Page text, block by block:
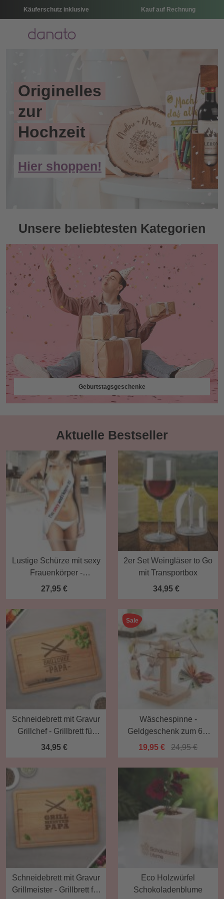
Käuferschutz inklusive Kauf auf Rechnung
Menü
Originelles
zur
Hochzeit
Hier shoppen!
Unsere beliebtesten Kategorien
Geburtstagsgeschenke
Aktuelle Bestseller
Lustige Schürze mit sexy
Frauenkörper -
Kochschürze für Frauen
27,95 €
2er Set Weingläser to Go
mit Transportbox
34,95 €
Schneidebrett mit Gravur
Grillchef - Grillbrett für
Papa
34,95 €
Sale
Wäschespinne -
Geldgeschenk zum 60.
Geburtstag
19,95 € 24,95 €
Schneidebrett mit Gravur
Grillmeister - Grillbrett für
Eco Holzwürfel
Schokoladenblume